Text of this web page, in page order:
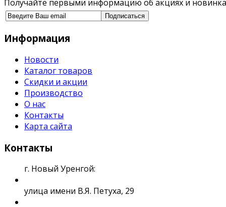
Получайте первыми информацию об акциях и
Информация
Новости
Каталог товаров
Скидки и акции
Производство
О нас
Контакты
Карта сайта
Контакты
г. Новый Уренгой:
улица имени В.Я. Петуха, 29